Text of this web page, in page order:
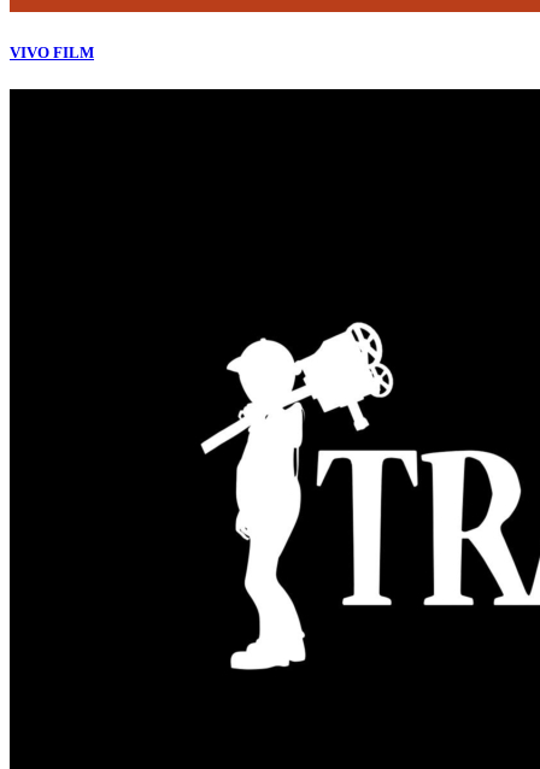
VIVO FILM